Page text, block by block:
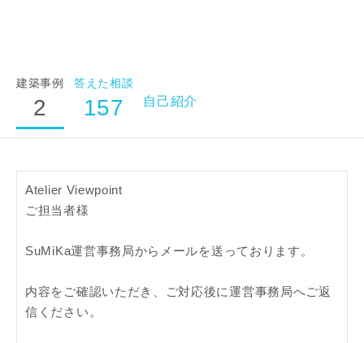
建築事例
2
答えた相談
157 自己紹介
Atelier Viewpoint
ご担当者様
SuMiKa運営事務局からメールを送っております。
内容をご確認いただき、ご対応後に運営事務局へご返
信ください。
建築予定地
万円〜 万円
専門家の都合により、資料の送付が遅くなったり、送付
閉じる